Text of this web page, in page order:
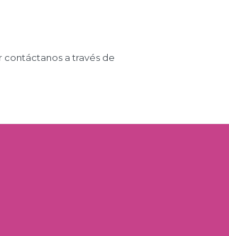
a través de